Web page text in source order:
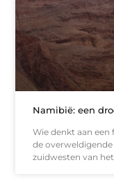
Namibië: een
Wie denkt aan
de
zuidwesten van